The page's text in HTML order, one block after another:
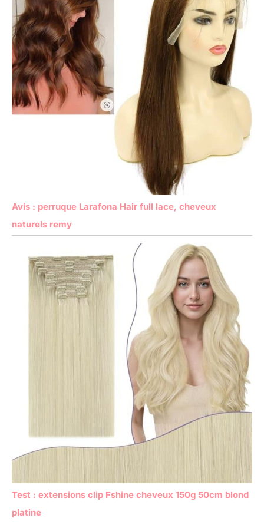
Avis : perruque Larafona Hair full lace, cheveux
naturels remy
Test : extensions clip Fshine cheveux 150g 50cm blond
platine